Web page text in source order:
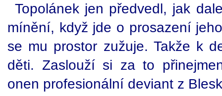
Topolánek jen předvedl, jak
mínění, když jde o prosazení
se mu prostor zužuje. Takže k
děti. Zaslouží si za to
onen profesionální deviant z